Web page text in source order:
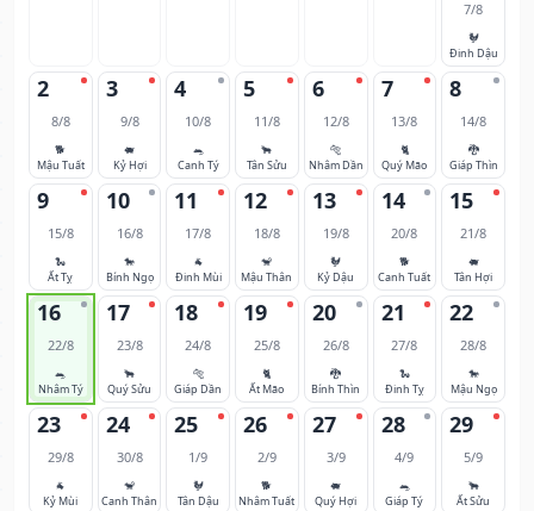
7/8
🐓
Đinh Dậu
2
8/8
🐕
Mậu Tuất
3
9/8
🐖
Kỷ Hợi
4
10/8
🐀
Canh Tý
5
11/8
🐂
Tân Sửu
6
12/8
🐅
Nhâm Dần
7
13/8
🐈
Quý Mão
8
14/8
🐉
Giáp Thìn
9
15/8
🐍
Ất Tỵ
10
16/8
🐎
Bính Ngọ
11
17/8
🐐
Đinh Mùi
12
18/8
🐒
Mậu Thân
13
19/8
🐓
Kỷ Dậu
14
20/8
🐕
Canh Tuất
15
21/8
🐖
Tân Hợi
16
22/8
🐀
Nhâm Tý
17
23/8
🐂
Quý Sửu
18
24/8
🐅
Giáp Dần
19
25/8
🐈
Ất Mão
20
26/8
🐉
Bính Thìn
21
27/8
🐍
Đinh Tỵ
22
28/8
🐎
Mậu Ngọ
23
29/8
🐐
Kỷ Mùi
24
30/8
🐒
Canh Thân
25
1/9
🐓
Tân Dậu
26
2/9
🐕
Nhâm Tuất
27
3/9
🐖
Quý Hợi
28
4/9
🐀
Giáp Tý
29
5/9
🐂
Ất Sửu